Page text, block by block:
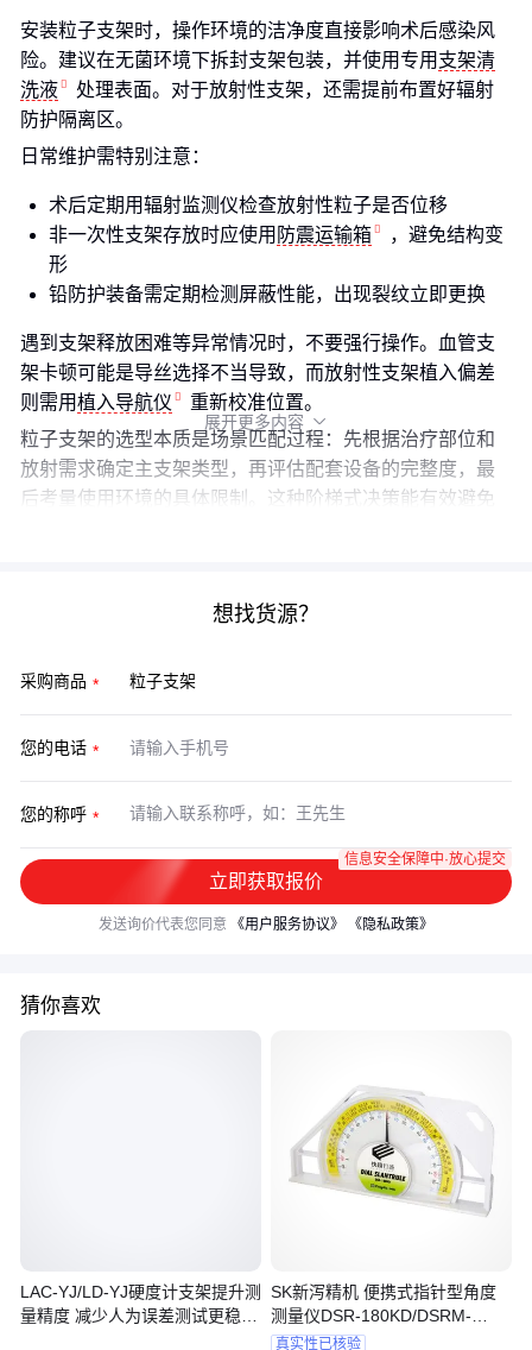
安装粒子支架时，操作环境的洁净度直接影响术后感染风
险。建议在无菌环境下拆封支架包装，并使用专用 支架清
洗液
处理表面。对于放射性支架，还需提前布置好辐射
防护隔离区。
日常维护需特别注意：
术后定期用辐射监测仪检查放射性粒子是否位移
非一次性支架存放时应使用 防震运输箱
，避免结构变
形
铅防护装备需定期检测屏蔽性能，出现裂纹立即更换
遇到支架释放困难等异常情况时，不要强行操作。血管支
架卡顿可能是导丝选择不当导致，而放射性支架植入偏差
则需用植入导航仪
重新校准位置。
粒子支架的选型本质是场景匹配过程：先根据治疗部位和
放射需求确定主支架类型，再评估配套设备的完整度，最
后考量使用环境的具体限制。这种阶梯式决策能有效避免
展开更多内容 
想找货源？
采购商品
您的电话
您的称呼
立即获取报价
信息安全保障中·放心提交
发送询价代表您同意 《用户服务协议》 《隐私政策》
猜你喜欢
LAC-YJ/LD-YJ硬度计支架提升测
量精度 减少人为误差测试更稳
SK新泻精机 便携式指针型角度
测量仪DSR-180KD/DSRM-
180KD
真实性已核验